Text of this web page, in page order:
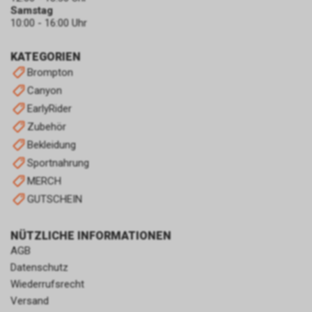
KATEGORIEN
Brompton
Canyon
EarlyRider
Zubehör
Bekleidung
Sportnahrung
MERCH
GUTSCHEIN
NÜTZLICHE INFORMATIONEN
AGB
Datenschutz
Wiederrufsrecht
Versand
Samstag
10:00 - 16:00 Uhr